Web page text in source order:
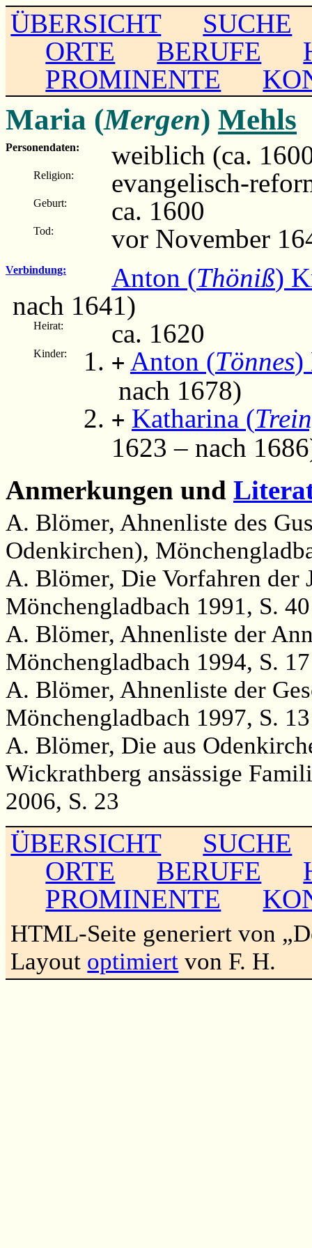
ÜBERSICHT
SUCHE
ORTE
BERUFE
PROMINENTE
Maria (Mergen) Mehls
Personendaten: weiblich (ca.
Religion: evangelisch-
Geburt: ca. 1600
Tod: vor November
Verbindung: Anton (Thöniß)
nach 1641)
Heirat: ca. 1620
Kinder: + Anton (Tönnes)
nach 1678)
+ Katharina (
1623 – nach
Anmerkungen und
A. Blömer, Ahnenliste des
Odenkirchen),
A. Blömer, Die Vorfahren der
Mönchengladbach 1991, S. 40
A. Blömer, Ahnenliste der
Mönchengladbach 1994, S. 17
A. Blömer, Ahnenliste der
Mönchengladbach 1997, S. 13
A. Blömer, Die aus
Wickrathberg ansässige
2006, S. 23
ÜBERSICHT
SUCHE
ORTE
BERUFE
PROMINENTE
HTML-Seite generiert von
Layout optimiert von F. H.